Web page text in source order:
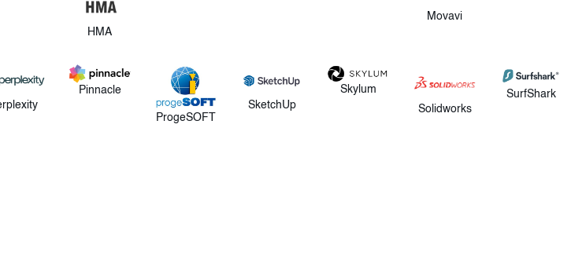
HMA
Movavi
Pinnacle
ProgeSOFT
SketchUp
Skylum
Solidworks
SurfShark